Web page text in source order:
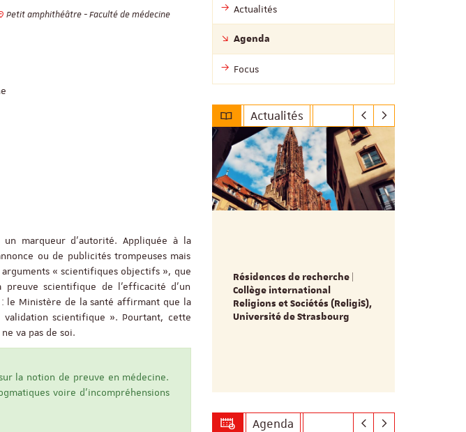
Petit amphithéâtre - Faculté de médecine
marqueur d’autorité. Appliquée à la
ou de publicités trompeuses mais
« scientifiques objectifs », que
scientifique de l’efficacité d’un
le Ministère de la santé affirmant que la
scientifique ». Pourtant, cette
va pas de soi.
la notion de preuve en médecine.
voire d’incompréhensions
Actualités
Agenda
Focus
Actualités
Appel à candidatures /
Soutien à la publication
ReligiS
Date limite de candidature : 15 mai
Résidences de recherche |
Collège international
Religions et Sociétés (ReligiS),
Université de Strasbourg
Agenda